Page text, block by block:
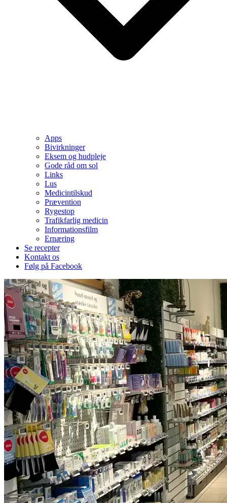
Apps
Bivirkninger
Eksem og hudpleje
Gode råd om sol
Links
Lus
Medicintilskud
Prævention
Rygestop
Trafikfarlig medicin
Informationsfilm
Ernæring
Se recepter
Kontakt os
Følg på Facebook